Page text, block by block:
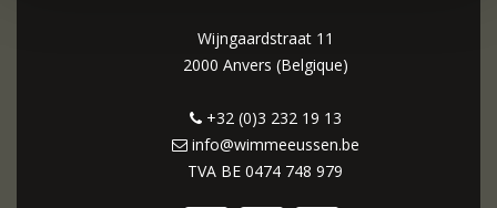
Wijngaardstraat 11
2000 Anvers (Belgique)
+32 (0)3 232 19 13
info@wimmeeussen.be
TVA BE 0474 748 979